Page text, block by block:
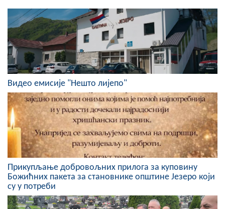
Насељена мјеста
Занимљивости
Фотогалерија
НАЧЕЛНИК
О Начелнику
Замјеник начелника
Извјештај о раду начелника
СКУПШТИНА
Статут Општине
Видео емисије "Нешто лијепо"
Прикупљање добровољних прилога за куповину
Божићних пакета за становнике општине Језеро који
су у потреби